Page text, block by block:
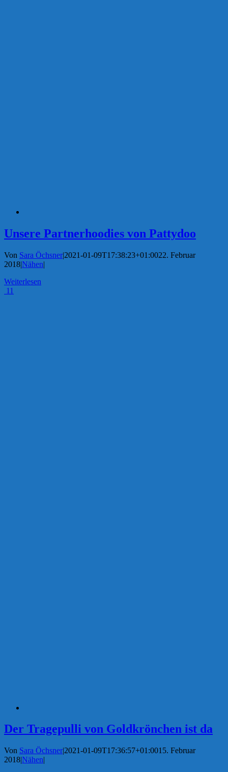
Unsere Partnerhoodies von Pattydoo
Von Sara Öchsner|2021-01-09T17:38:23+01:0022. Februar
2018|Nähen|
Weiterlesen
11
Der Tragepulli von Goldkrönchen ist da
Von Sara Öchsner|2021-01-09T17:36:57+01:0015. Februar
2018|Nähen|